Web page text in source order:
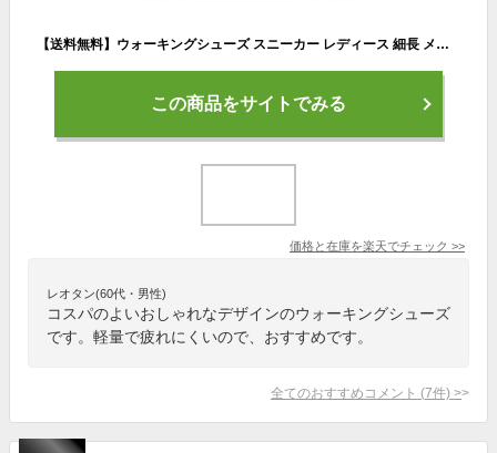
【送料無料】ウォーキングシューズ スニーカー レディース 細長 メッシュ メンズ ナースシューズ ローカット ブラック カジュアル おしゃれ 軽量 通学 スリッポン ランニングシューズ ジュニア ランニング アウトドア 定番 ジム 通勤
この商品をサイトでみる
価格と在庫を楽天でチェック >>
レオタン(60代・男性)
コスパのよいおしゃれなデザインのウォーキングシューズ
です。軽量で疲れにくいので、おすすめです。
全てのおすすめコメント (7件) >